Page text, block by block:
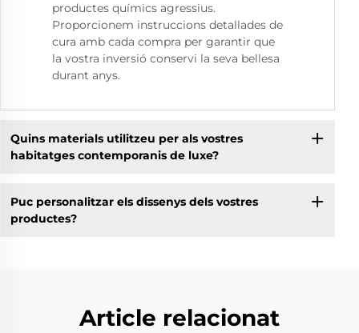
productes químics agressius.
Proporcionem instruccions detallades de
cura amb cada compra per garantir que
la vostra inversió conservi la seva bellesa
durant anys.
Quins materials utilitzeu per als vostres
habitatges contemporanis de luxe?
Puc personalitzar els dissenys dels vostres
productes?
Article relacionat